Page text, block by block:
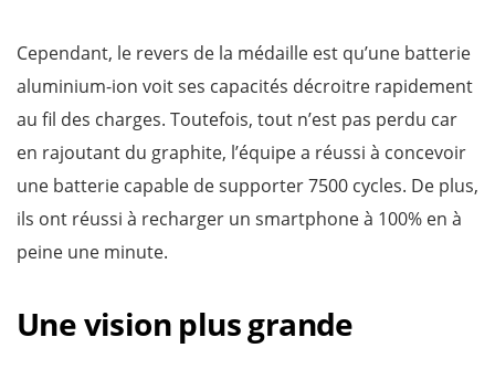
Cependant, le revers de la médaille est qu’une batterie
aluminium-ion voit ses capacités décroitre rapidement
au fil des charges. Toutefois, tout n’est pas perdu car
en rajoutant du graphite, l’équipe a réussi à concevoir
une batterie capable de supporter 7500 cycles. De plus,
ils ont réussi à recharger un smartphone à 100% en à
peine une minute.
Une vision plus grande